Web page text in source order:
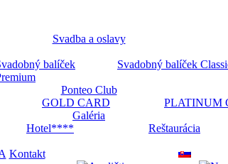
Svadba a oslavy
balíček
Svadobný balíček
Ponteo Club
GOLD CARD
PLATINUM
Galéria
Hotel**** Reštaurácia
Kontakt